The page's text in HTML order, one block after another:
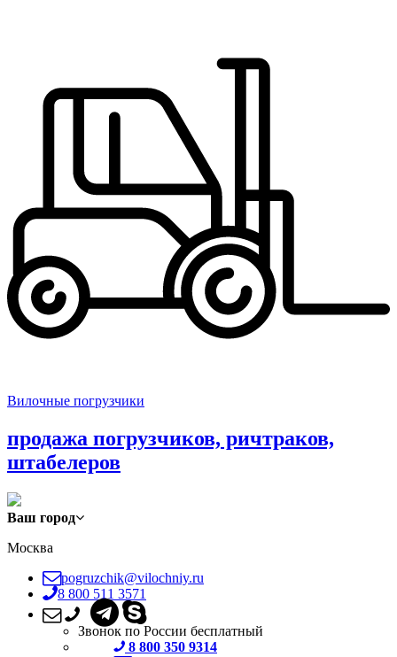
Вилочные погрузчики
продажа погрузчиков, ричтраков,
штабелеров
Ваш город
Москва
pogruzchik@vilochniy.ru
8 800 511 3571
Звонок по России бесплатный
8 800 350 9314